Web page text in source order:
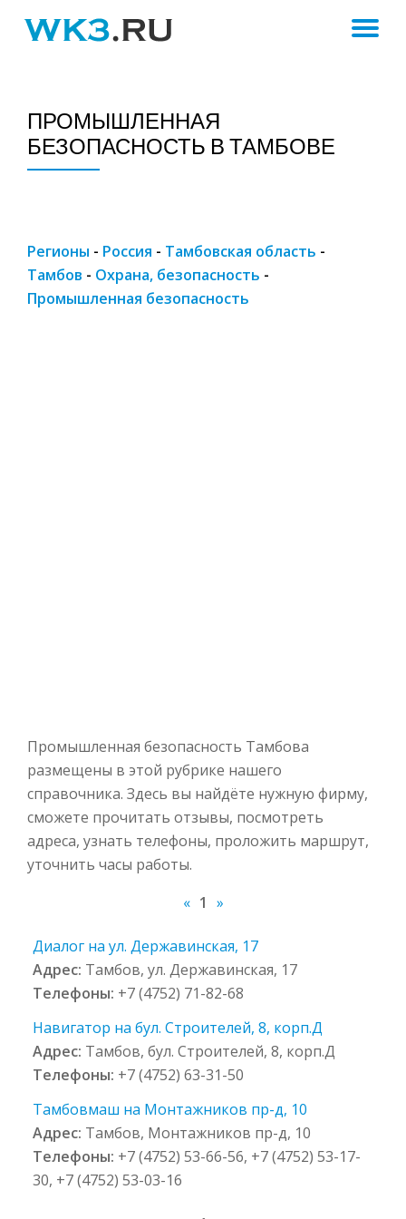
ПРОМЫШЛЕННАЯ
БЕЗОПАСНОСТЬ В ТАМБОВЕ
Регионы - Россия - Тамбовская область -
Тамбов - Охрана, безопасность -
Промышленная безопасность
Промышленная безопасность Тамбова
размещены в этой рубрике нашего
справочника. Здесь вы найдёте нужную фирму,
сможете прочитать отзывы, посмотреть
адреса, узнать телефоны, проложить маршрут,
уточнить часы работы.
« 1 »
Диалог на ул. Державинская, 17
Адрес: Тамбов, ул. Державинская, 17
Телефоны: +7 (4752) 71-82-68
Навигатор на бул. Строителей, 8, корп.Д
Адрес: Тамбов, бул. Строителей, 8, корп.Д
Телефоны: +7 (4752) 63-31-50
Тамбовмаш на Монтажников пр-д, 10
Адрес: Тамбов, Монтажников пр-д, 10
Телефоны: +7 (4752) 53-66-56, +7 (4752) 53-17-
30, +7 (4752) 53-03-16